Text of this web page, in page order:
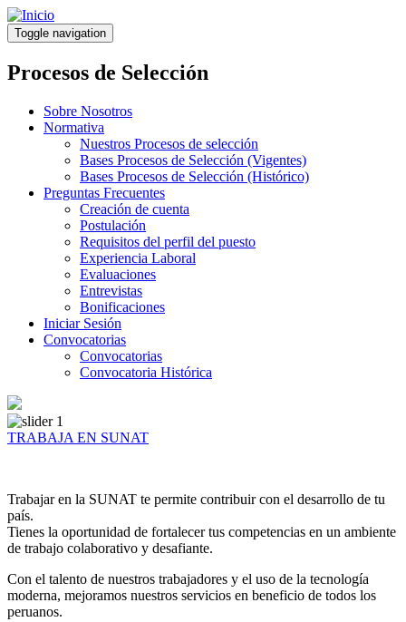
Pasar
al
contenido
principal
Toggle navigation
Procesos de Selección
Sobre Nosotros
Normativa
Nuestros Procesos de selección
Bases Procesos de Selección (Vigentes)
Bases Procesos de Selección (Histórico)
Preguntas Frecuentes
Creación de cuenta
Postulación
Requisitos del perfil del puesto
Experiencia Laboral
Evaluaciones
Entrevistas
Bonificaciones
Iniciar Sesión
Convocatorias
Convocatorias
Convocatoria Histórica
TRABAJA EN SUNAT
Trabajar en la SUNAT te permite contribuir con el desarrollo de tu
país.
Tienes la oportunidad de fortalecer tus competencias en un ambiente
de trabajo colaborativo y desafiante.
Con el talento de nuestros trabajadores y el uso de la tecnología
moderna, mejoramos nuestros servicios en beneficio de todos los
peruanos.